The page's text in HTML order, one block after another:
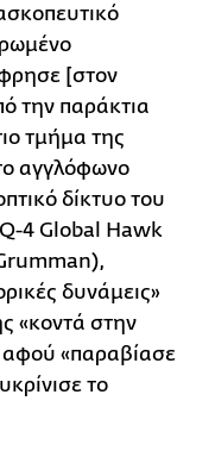
[στον
την παράκτια
τμήμα της
αγγλόφωνο
δίκτυο του
4 Global Hawk
δυνάμεις»
«κοντά στην
«παραβίασε
το